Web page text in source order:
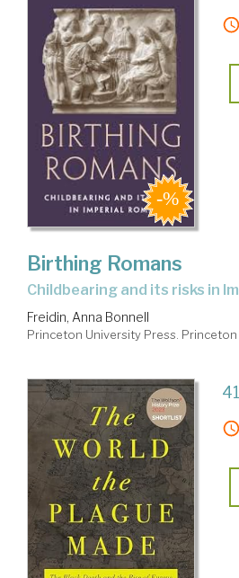
Birthing Romans
childbearing and its risks in
Freidin, Anna Bonnell
Princeton University Press. Princeton